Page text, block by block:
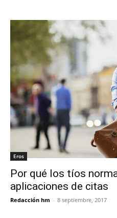
Eros
Por qué los tíos
aplicaciones de citas
Redacción hm - 8 septiembre, 2017